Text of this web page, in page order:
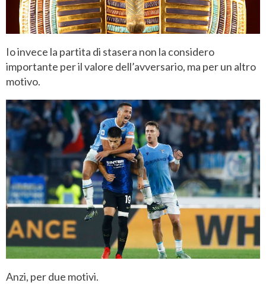
Io invece la partita di stasera non la considero
importante per il valore dell’avversario, ma per un altro
motivo.
Anzi, per due motivi.